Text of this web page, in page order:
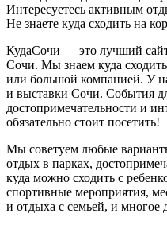
Интересуетесь активным
Не знаете куда сходить на
КудаСочи — это лучший
Сочи. Мы знаем куда
или большой компанией. У
и выставки Сочи. События
достопримечательности и
обязательно стоит посетить!
Мы советуем любые
отдых в парках,
куда можно сходить с
спортивные мероприятия,
и отдыха с семьей, и многое